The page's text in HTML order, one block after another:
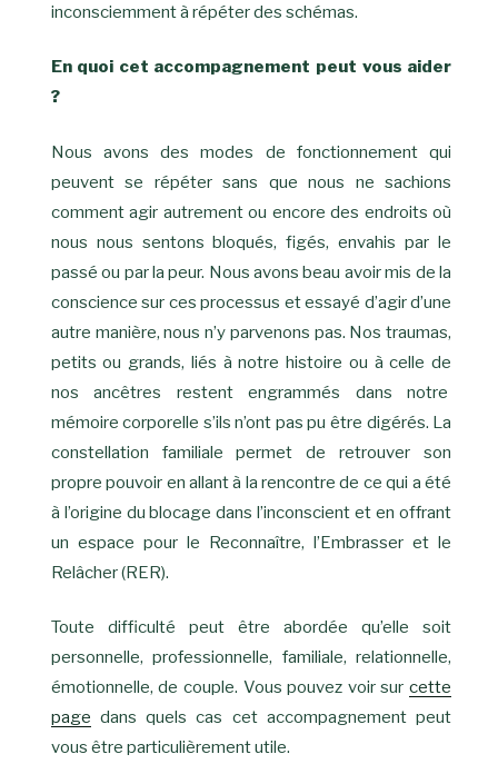
inconsciemment à répéter des schémas.
En quoi cet accompagnement peut vous aider
?
Nous avons des modes de fonctionnement qui
peuvent se répéter sans que nous ne sachions
comment agir autrement ou encore des endroits où
nous nous sentons bloqués, figés, envahis par le
passé ou par la peur. Nous avons beau avoir mis de la
conscience sur ces processus et essayé d’agir d’une
autre manière, nous n’y parvenons pas. Nos traumas,
petits ou grands, liés à notre histoire ou à celle de
nos ancêtres restent engrammés dans notre
mémoire corporelle s’ils n’ont pas pu être digérés. La
constellation familiale permet de retrouver son
propre pouvoir en allant à la rencontre de ce qui a été
à l’origine du blocage dans l’inconscient et en offrant
un espace pour le Reconnaître, l’Embrasser et le
Relâcher (RER).
Toute difficulté peut être abordée qu’elle soit
personnelle, professionnelle, familiale, relationnelle,
émotionnelle, de couple. Vous pouvez voir surcette
page dans quels cas cet accompagnement peut
vous être particulièrement utile.